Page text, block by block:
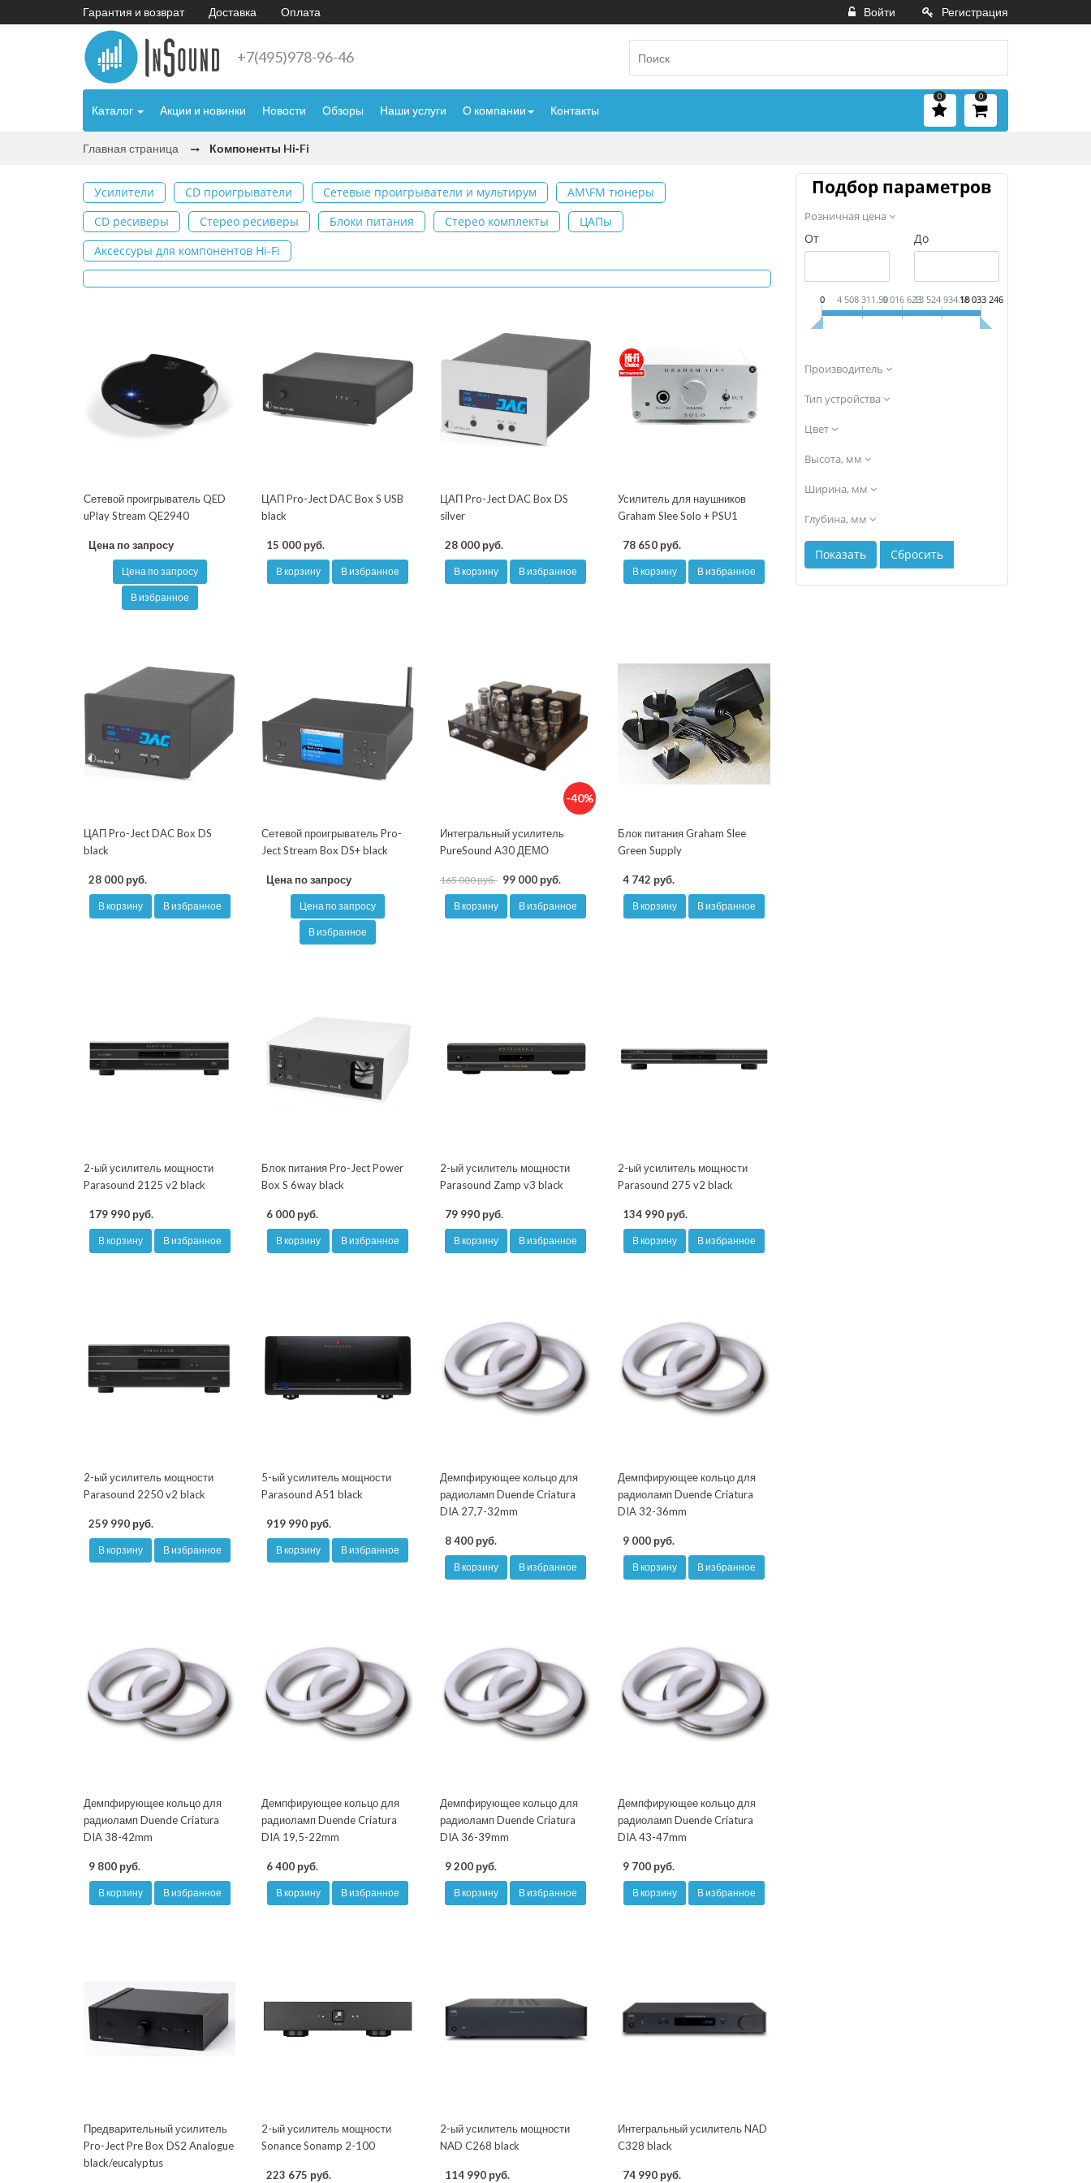
Гарантия и возврат Доставка Оплата Войти Регистрация
+7(495)978-96-46
Каталог Акции и новинки Новости Обзоры Наши услуги О компании Контакты
0
0
Главная страница Компоненты Hi‑Fi
Подбор параметров
Розничная цена
От До
0 4 508 311.509 016 62313 524 934.5018 033 246
Производитель
Тип устройства
Цвет
Высота, мм
Ширина, мм
Глубина, мм
Усилители CD проигрыватели Сетевые проигрыватели и мультирум
AM\FM тюнеры
CD ресиверы
Стерео ресиверы Блоки питания Стерео комплекты
ЦАПы
Аксессуры для компонентов Hi-Fi
Сетевой проигрыватель QED
uPlay Stream QE2940
Цена по запросу
Цена по запросу
В избранное
ЦАП Pro-Ject DAC Box S USB
black
15 000 руб.
В корзину В избранное
ЦАП Pro-Ject DAC Box DS
silver
28 000 руб.
В корзину В избранное
Усилитель для наушников
Graham Slee Solo + PSU1
78 650 руб.
В корзину В избранное
ЦАП Pro-Ject DAC Box DS
black
28 000 руб.
В корзину В избранное
Сетевой проигрыватель Pro-
Ject Stream Box DS+ black
Цена по запросу
Цена по запросу
В избранное
-40%
Интегральный усилитель
PureSound A30 ДЕМО
165 000 руб. 99 000 руб.
В корзину В избранное
Блок питания Graham Slee
Green Supply
4 742 руб.
В корзину В избранное
2-ый усилитель мощности
Parasound 2125 v2 black
179 990 руб.
В корзину В избранное
Блок питания Pro-Ject Power
Box S 6way black
6 000 руб.
В корзину В избранное
2-ый усилитель мощности
Parasound Zamp v3 black
79 990 руб.
В корзину В избранное
2-ый усилитель мощности
Parasound 275 v2 black
134 990 руб.
В корзину В избранное
2-ый усилитель мощности
Parasound 2250 v2 black
259 990 руб.
В корзину В избранное
5-ый усилитель мощности
Parasound A51 black
919 990 руб.
В корзину В избранное
Демпфирующее кольцо для
радиоламп Duende Criatura
DIA 27,7-32mm
8 400 руб.
В корзину В избранное
Демпфирующее кольцо для
радиоламп Duende Criatura
DIA 32-36mm
9 000 руб.
В корзину В избранное
Демпфирующее кольцо для
радиоламп Duende Criatura
DIA 38-42mm
9 800 руб.
В корзину В избранное
Демпфирующее кольцо для
радиоламп Duende Criatura
DIA 19,5-22mm
6 400 руб.
В корзину В избранное
Демпфирующее кольцо для
радиоламп Duende Criatura
DIA 36-39mm
9 200 руб.
В корзину В избранное
Демпфирующее кольцо для
радиоламп Duende Criatura
DIA 43-47mm
9 700 руб.
В корзину В избранное
Предварительный усилитель
Pro-Ject Pre Box DS2 Analogue
black/eucalyptus
2-ый усилитель мощности
Sonance Sonamp 2-100
223 675 руб.
2-ый усилитель мощности
NAD C268 black
114 990 руб.
Интегральный усилитель NAD
C328 black
74 990 руб.